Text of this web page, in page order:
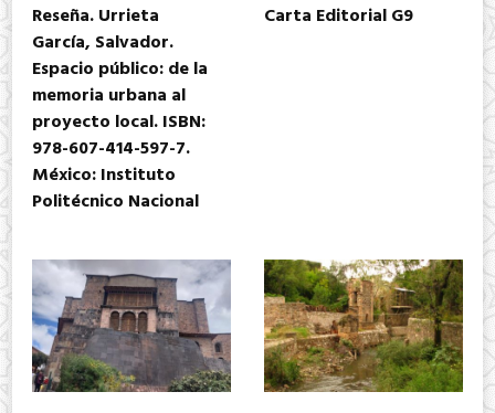
Reseña. Urrieta
García, Salvador.
Espacio público: de la
memoria urbana al
proyecto local. ISBN:
978-607-414-597-7.
México: Instituto
Politécnico Nacional
Carta Editorial G9